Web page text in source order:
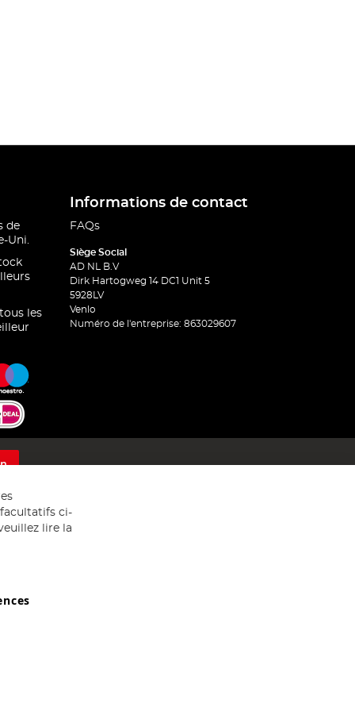
de
Uni.
les
Informations de contact
FAQs
Siège Social
AD NL B.V
Dirk Hartogweg 14 DC1 Unit 5
5928LV
Venlo
Numéro de l'entreprise: 863029607
facultatifs ci-
lire la